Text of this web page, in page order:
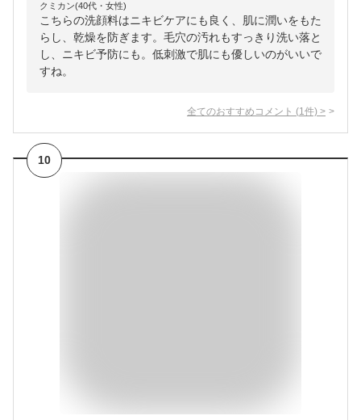
クミカン(40代・女性)
こちらの洗顔料はニキビケアにも良く、肌に潤いをもた
らし、乾燥を防ぎます。毛穴の汚れもすっきり洗い落と
し、ニキビ予防にも。低刺激で肌にも優しいのがいいで
すね。
全てのおすすめコメント (1 件) >
10